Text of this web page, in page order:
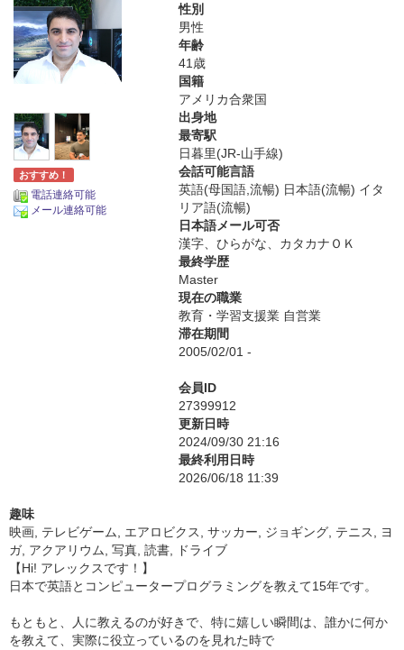
おすすめ！
電話連絡可能
メール連絡可能
性別
男性
年齢
41歳
国籍
アメリカ合衆国
出身地
最寄駅
日暮里(JR-山手線)
会話可能言語
英語(母国語,流暢) 日本語(流暢) イタ
リア語(流暢)
日本語メール可否
漢字、ひらがな、カタカナＯＫ
最終学歴
Master
現在の職業
教育・学習支援業 自営業
滞在期間
2005/02/01 -
会員ID
27399912
更新日時
2024/09/30 21:16
最終利用日時
2026/06/18 11:39
趣味
映画, テレビゲーム, エアロビクス, サッカー, ジョギング, テニス, ヨ
ガ, アクアリウム, 写真, 読書, ドライブ
【Hi! アレックスです！】
日本で英語とコンピュータープログラミングを教えて15年です。
もともと、人に教えるのが好きで、特に嬉しい瞬間は、誰かに何か
を教えて、実際に役立っているのを見れた時で